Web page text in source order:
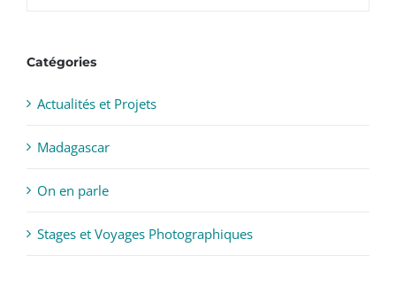
Catégories
Actualités et Projets
Madagascar
On en parle
Stages et Voyages Photographiques